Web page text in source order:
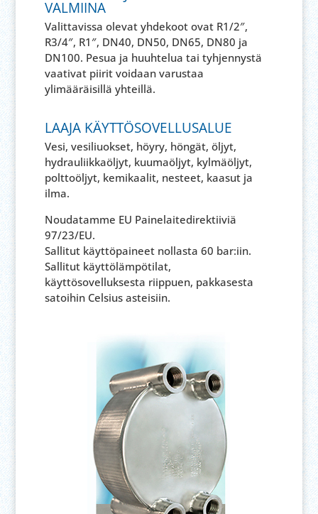
VALMIINA
Valittavissa olevat yhdekoot ovat R1/2″,
R3/4″, R1″, DN40, DN50, DN65, DN80 ja
DN100. Pesua ja huuhtelua tai tyhjennystä
vaativat piirit voidaan varustaa
ylimääräisillä yhteillä.
LAAJA KÄYTTÖSOVELLUSALUE
Vesi, vesiliuokset, höyry, höngät, öljyt,
hydrauliikkaöljyt, kuumaöljyt, kylmäöljyt,
polttoöljyt, kemikaalit, nesteet, kaasut ja
ilma.
Noudatamme EU Painelaitedirektiiviä
97/23/EU.
Sallitut käyttöpaineet nollasta 60 bar:iin.
Sallitut käyttölämpötilat,
käyttösovelluksesta riippuen, pakkasesta
satoihin Celsius asteisiin.